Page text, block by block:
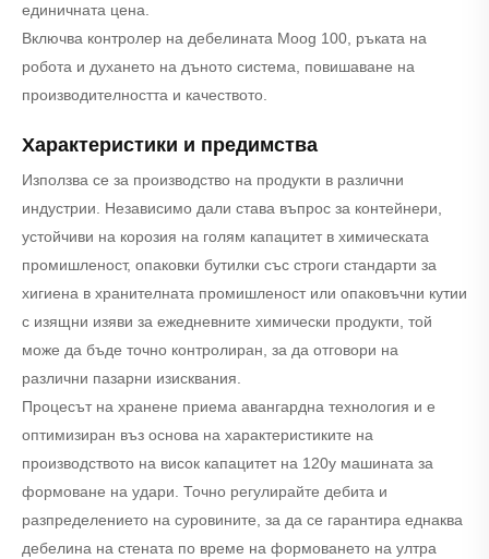
единичната цена.
Включва контролер на дебелината Moog 100, ръката на
робота и духането на дъното система, повишаване на
производителността и качеството.
Характеристики и предимства
Използва се за производство на продукти в различни
индустрии. Независимо дали става въпрос за контейнери,
устойчиви на корозия на голям капацитет в химическата
промишленост, опаковки бутилки със строги стандарти за
хигиена в хранителната промишленост или опаковъчни кутии
с изящни изяви за ежедневните химически продукти, той
може да бъде точно контролиран, за да отговори на
различни пазарни изисквания.
Процесът на хранене приема авангардна технология и е
оптимизиран въз основа на характеристиките на
производството на висок капацитет на 120y машината за
формоване на удари. Точно регулирайте дебита и
разпределението на суровините, за да се гарантира еднаква
дебелина на стената по време на формоването на ултра